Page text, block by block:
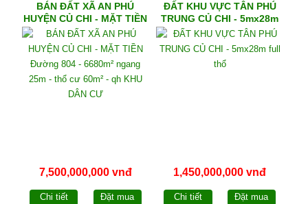
BÁN ĐẤT XÃ AN PHÚ
HUYỆN CỦ CHI - MẶT TIỀN
Đường 804 - 6680m²
ngang 25m - thổ cư 60m² -
qh KHU DÂN CƯ
7,500,000,000 vnđ
Chi tiết Đặt mua
ĐẤT KHU VỰC TÂN PHÚ
TRUNG CỦ CHI - 5mx28m
full thổ
1,450,000,000 vnđ
Chi tiết Đặt mua